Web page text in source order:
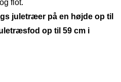
flot.
juletræer på en højde op til
op til 59 cm i